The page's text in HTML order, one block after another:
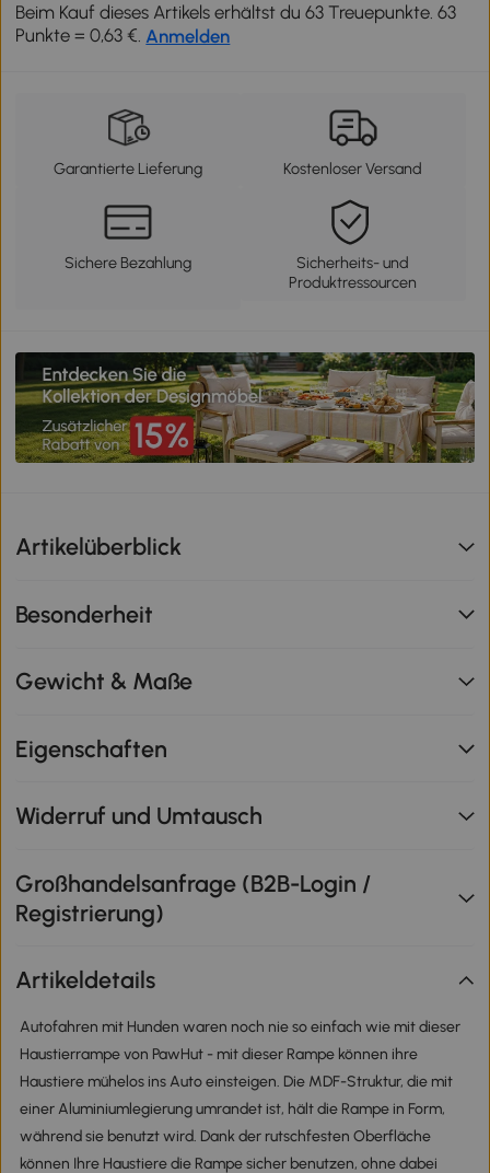
Beim Kauf dieses Artikels erhältst du 63 Treuepunkte. 63
Punkte = 0,63 €. Anmelden
Garantierte Lieferung Kostenloser Versand
Sichere Bezahlung
Sicherheits- und
Produktressourcen
Artikelüberblick
Besonderheit
Gewicht & Maße
Eigenschaften
Widerruf und Umtausch
Großhandelsanfrage (B2B-Login /
Registrierung)
Artikeldetails
Autofahren mit Hunden waren noch nie so einfach wie mit dieser
Haustierrampe von PawHut - mit dieser Rampe können ihre
Haustiere mühelos ins Auto einsteigen. Die MDF-Struktur, die mit
einer Aluminiumlegierung umrandet ist, hält die Rampe in Form,
während sie benutzt wird. Dank der rutschfesten Oberfläche
können Ihre Haustiere die Rampe sicher benutzen, ohne dabei